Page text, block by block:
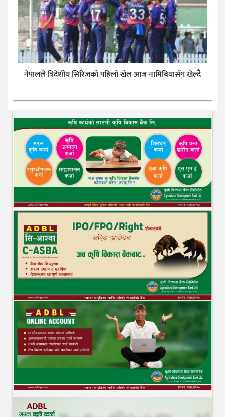
नेपालले त्रिदेशीय सिरिजको पहिलो खेल आज नामिबियासँग खेल्दै